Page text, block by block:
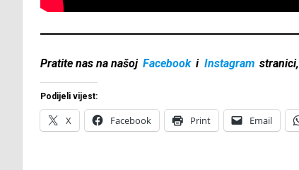
Pratite nas na našoj Facebook i Instagram stranici,
Podijeli vijest:
X Facebook Print Email